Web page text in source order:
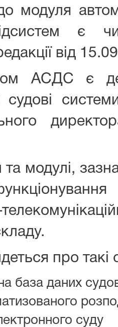
модуля
є
від
АСДС є
судові
та модулі,
про
база даних
суду